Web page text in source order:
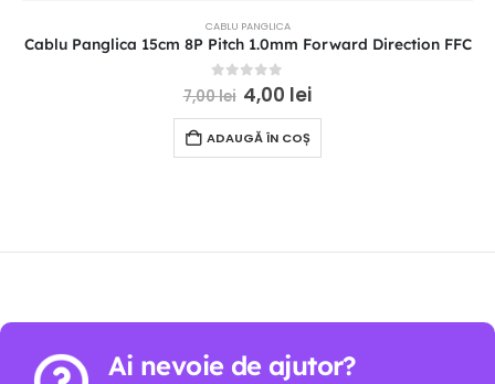
CABLU PANGLICA
Cablu Panglica 15cm 8P Pitch 1.0mm Forward Direction FFC
0out of 5
7,00lei 4,00 lei
ADAUGĂ ÎN COȘ
Ai nevoie de ajutor?